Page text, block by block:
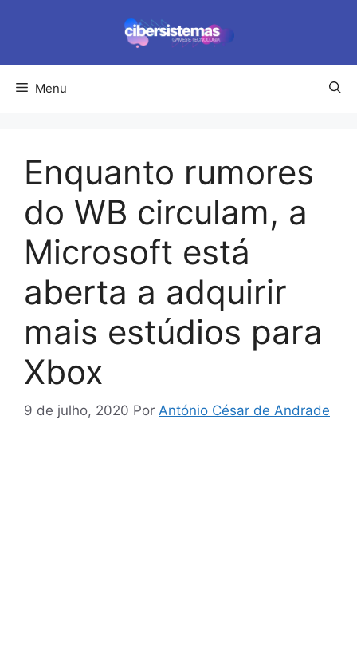
conteúdo
Menu
Enquanto rumores
do WB circulam, a
Microsoft está
aberta a adquirir
mais estúdios para
Xbox
9 de julho, 2020 Por António César de Andrade